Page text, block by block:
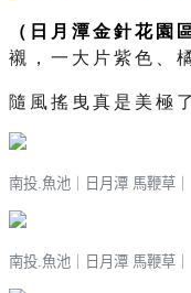
（日月潭金針花園
襯，一大片紫色、
隨風搖曳真是美極
南投.魚池｜ 日月潭 馬鞭草
南投.魚池｜ 日月潭 馬鞭草